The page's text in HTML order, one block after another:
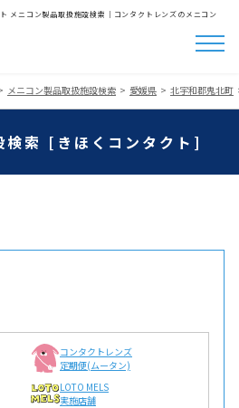
メニコン製品取扱施設検索│コンタクトレンズのメニコン
メニコン製品取扱施設検索 愛媛県 北宇和郡鬼北町
検索 [きほくコンタクト]
コンタクトレンズ
定期便(ムータン)
LOTO MELS
実施店舗